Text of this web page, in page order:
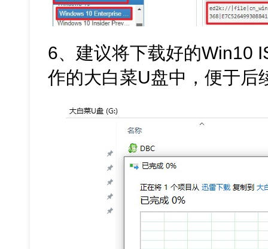
6、建议将下载好的Win10
作的大白菜U盘中，便于后